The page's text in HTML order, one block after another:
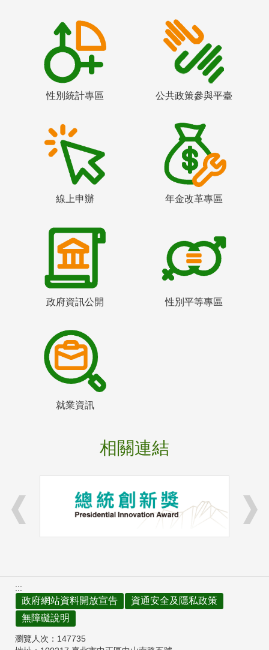
性別統計專區 公共政策參與平臺
線上申辦 年金改革專區
政府資訊公開 性別平等專區
就業資訊
相關連結
:::
政府網站資料開放宣告
資通安全及隱私政策
無障礙說明
瀏覽人次： 147735